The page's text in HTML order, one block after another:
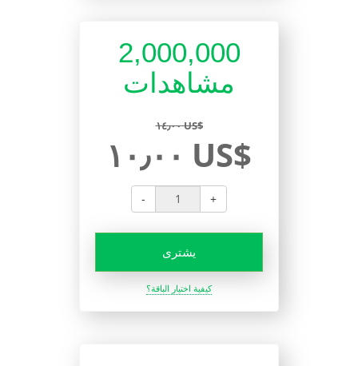
2,000,000
مشاهدات
١٤٫٠٠ US$
١٠٫٠٠ US$
- +
يشترى
كيفية اختيار الباقة؟